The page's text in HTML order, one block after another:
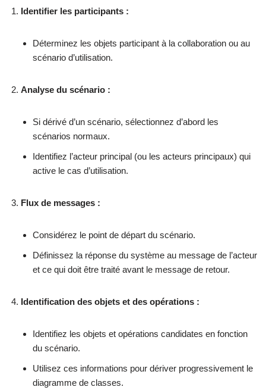
Identifier les participants :
Déterminez les objets participant à la collaboration ou au
scénario d’utilisation.
Analyse du scénario :
Si dérivé d’un scénario, sélectionnez d’abord les
scénarios normaux.
Identifiez l’acteur principal (ou les acteurs principaux) qui
active le cas d’utilisation.
Flux de messages :
Considérez le point de départ du scénario.
Définissez la réponse du système au message de l’acteur
et ce qui doit être traité avant le message de retour.
Identification des objets et des opérations :
Identifiez les objets et opérations candidates en fonction
du scénario.
Utilisez ces informations pour dériver progressivement le
diagramme de classes.